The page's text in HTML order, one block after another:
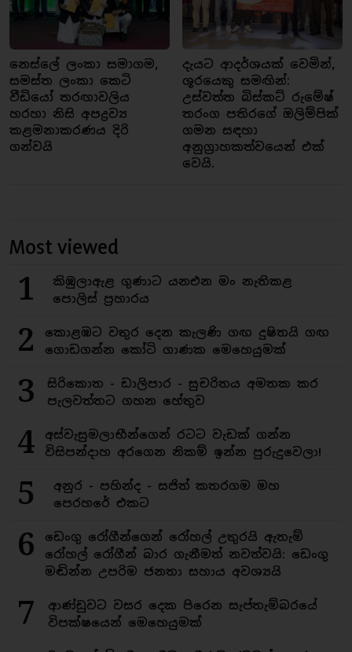
නෙස්ලේ ලංකා සමාගම,
සමස්ත ලංකා කෙටි
වීඩියෝ තරඟාවලිය
හරහා නිසි අපද්‍රව්‍ය
කළමනාකරණය දිරි
ගන්වයි
දැයට ආදර්ශයක් වෙමින්,
ශූරයෙකු සමඟින්:
උස්වත්ත බිස්කට් රුමේෂ්
තරංග පතිරගේ ඔලිම්පික්
ගමන සඳහා
අනුග්‍රාහකත්වයෙන් එක්
වෙයි.
Most viewed
1
කිඹුලාඇළ ගුණාට යනඑන මං නැතිකළ
පොලිස් ප්‍රහාරය
2
කොළඹට වතුර දෙන කැලණි ගඟ දුෂිතයි ගඟ
ගොඩගන්න කෝටි ගාණක මෙහෙයුමක්
3
සිරිකොත - ඩාලිපාර - සුචරිතය අමතක කර
පැලවත්තට ගහන හේතුව
4
අස්වැසුමලාභීන්ගෙන් රටට වැඩක් ගන්න
විසිපන්දාහ අරගෙන නිකම් ඉන්න පුරුදුවෙලා!
5
අනුර - පහින්ද - සජිත් කතරගම මහ
පෙරහරේ එකට
6
ඩෙංගු රෝගීන්ගෙන් රෝහල් උතුරයි ඇතැම්
රෝහල් රෝගීන් බාර ගැනීමත් නවත්වයි: ඩෙංගු
මඬින්න උපරිම ජනතා සහාය අවශ්‍යයි
7
ආණ්ඩුවට වසර දෙක පිරෙන සැප්තැම්බරයේ
විපක්ෂයෙන් මෙහෙයුමක්